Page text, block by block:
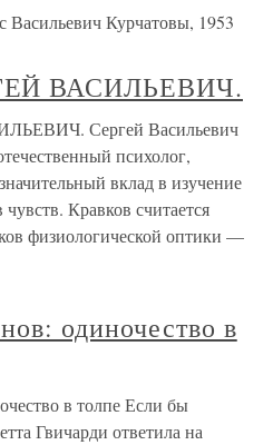
Васильевич Курчатовы, 1953
ВАСИЛЬЕВИЧ.
Сергей Васильевич
психолог,
вклад в изучение
Кравков считается
физиологической оптики —
одиночество в
в толпе Если бы
Гвичарди ответила на